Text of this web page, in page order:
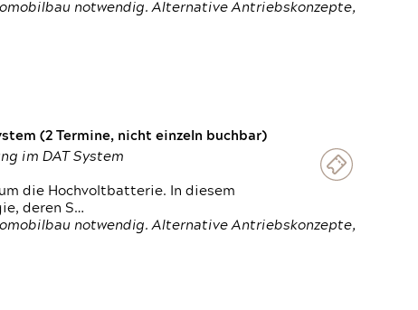
notwendig. Alternative Antriebskonzepte,
(2 Termine, nicht einzeln buchbar)
im DAT System
die Hochvoltbatterie. In diesem
deren S…
notwendig. Alternative Antriebskonzepte,